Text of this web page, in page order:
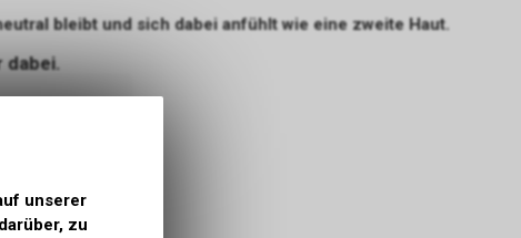
bleibt und sich dabei anfühlt wie eine zweite Haut.
dabei.
unserer
zu